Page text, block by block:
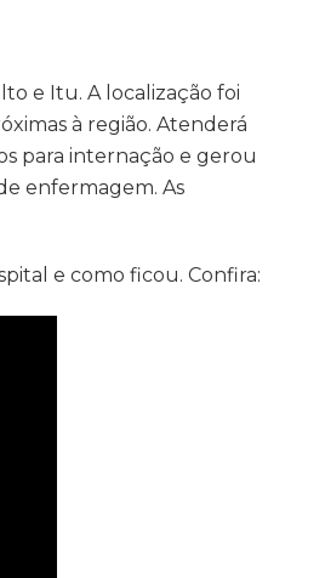
e Itu. A localização foi
à região. Atenderá
para internação e gerou
enfermagem. As
e como ficou. Confira: